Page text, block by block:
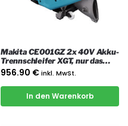
Makita CE001GZ 2x 40V Akku-
Trennschleifer XGT, nur das
Gerät
956.90 €inkl. MwSt.
In den Warenkorb